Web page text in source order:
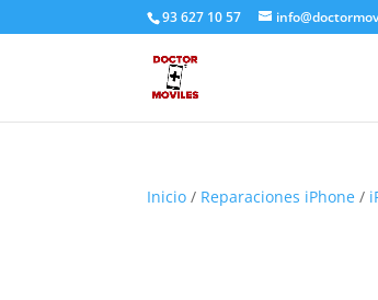
93 627 10 57
Inicio / Reparaciones iPhone /